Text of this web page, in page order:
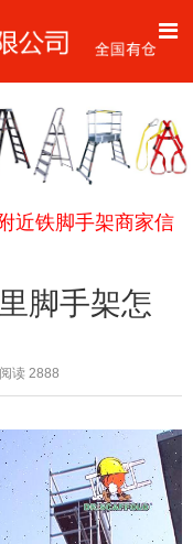
近铁脚手架商家信
脚手架怎
阅读 2888